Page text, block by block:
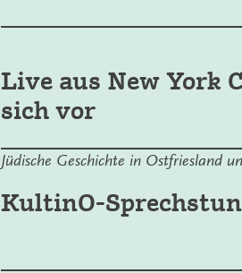
Live aus New York
sich vor
Jüdische Geschichte in Ostfriesland
KultinO-